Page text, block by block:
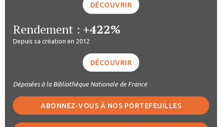
DÉCOUVRIR
Rendement : +422%
Depuis sa création en 2012
DÉCOUVRIR
Déposées à la Bibliothèque Nationale de France
ABONNEZ-VOUS À NOS PORTEFEUILLES